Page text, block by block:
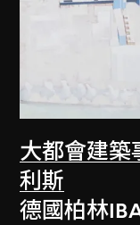
大都會建築
利斯
德國柏林